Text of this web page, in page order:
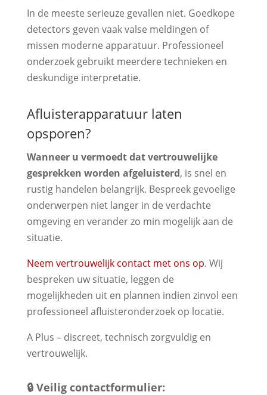
In de meeste serieuze gevallen niet. Goedkope
detectors geven vaak valse meldingen of
missen moderne apparatuur. Professioneel
onderzoek gebruikt meerdere technieken en
deskundige interpretatie.
Afluisterapparatuur laten
opsporen?
Wanneer u vermoedt dat vertrouwelijke
gesprekken worden afgeluisterd, is snel en
rustig handelen belangrijk. Bespreek gevoelige
onderwerpen niet langer in de verdachte
omgeving en verander zo min mogelijk aan de
situatie.
Neem vertrouwelijk contact met ons op. Wij
bespreken uw situatie, leggen de
mogelijkheden uit en plannen indien zinvol een
professioneel afluisteronderzoek op locatie.
A Plus – discreet, technisch zorgvuldig en
vertrouwelijk.
🔒 Veilig contactformulier: